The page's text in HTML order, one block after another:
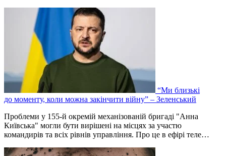
“Ми близькі
до моменту, коли можна закінчити війну” – Зеленський
Проблеми у 155-й окремій механізованій бригаді "Анна
Київська" могли бути вирішені на місцях за участю
командирів та всіх рівнів управління. Про це в ефірі теле…